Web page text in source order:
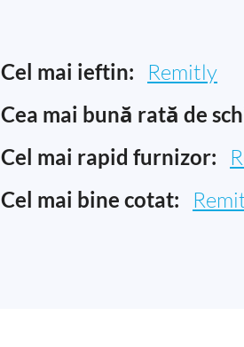
Cel mai ieftin: Remitly
Cea mai bună rată de
Cel mai rapid furnizor:
Cel mai bine cotat: